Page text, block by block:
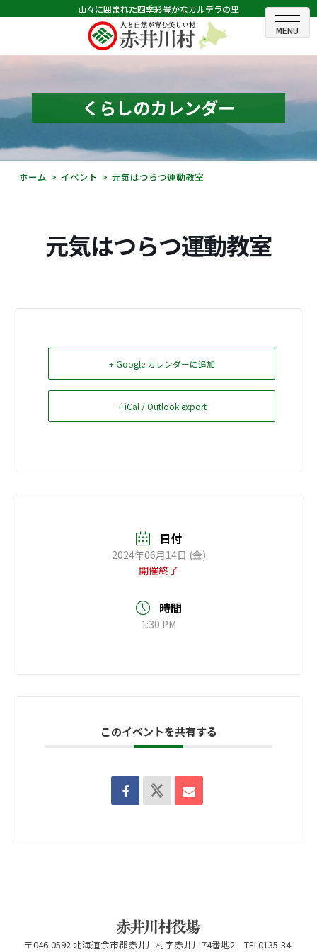
山々に囲まれた四季彩豊かなカルデラの里
ホーム
むらのできごと
むらのプロフィール
くらしの情報
観光・イベント情報
Select Language▼
くらしのカレンダー
ホーム イベント 元気はつらつ運動教室
元気はつらつ運動教室
+ Google カレンダーに追加
+ iCal / Outlook export
日付
2024年06月14日 (金)
開催終了
時間
1:30 PM
このイベントを共有する
〒046-0592 北海道余市郡赤井川村字赤井川74番地2 TEL0135-34-